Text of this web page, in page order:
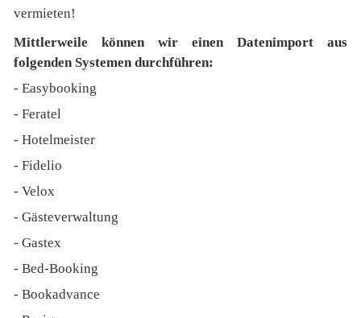
vermieten!
Mittlerweile können wir einen Datenimport aus
folgenden Systemen durchführen:
- Easybooking
- Feratel
- Hotelmeister
- Fidelio
- Velox
- Gästeverwaltung
- Gastex
- Bed-Booking
- Bookadvance